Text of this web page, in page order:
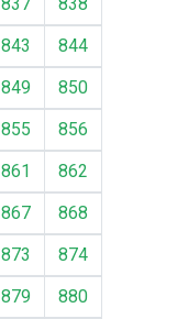
843
844
849
850
855
856
861
862
867
868
873
874
879
880